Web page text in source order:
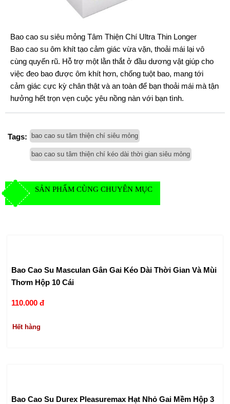
Bao cao su siêu mỏng Tâm Thiện Chí Ultra Thin Longer
Bao cao su ôm khít tạo cảm giác vừa vặn, thoải mái lại vô
cùng quyến rũ. Hỗ trợ một lằn thắt ở đầu dương vật giúp cho
việc đeo bao được ôm khít hơn, chống tuột bao, mang tới
cảm giác cực kỳ chân thật và an toàn để bạn thoải mái mà tận
hưởng hết trọn vẹn cuộc yêu nồng nàn với bạn tình.
Tags: bao cao su tâm thiện chí siêu mỏng
bao cao su tâm thiện chí kéo dài thời gian siêu mỏng
SẢN PHẨM CÙNG CHUYÊN MỤC
Bao Cao Su Masculan Gân Gai Kéo Dài Thời Gian Và Mùi
Thơm Hộp 10 Cái
110.000 đ
Hết hàng
Bao Cao Su Durex Pleasuremax Hạt Nhỏ Gai Mềm Hộp 3